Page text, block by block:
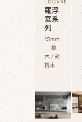
LOUVRE
羅浮
宮系
列
15mm
｜ 橡
木 / 胡
桃木